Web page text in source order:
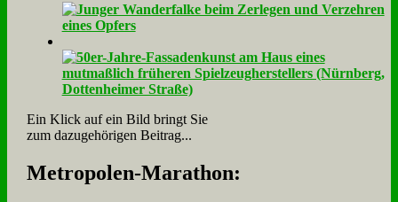
Ein Klick auf ein Bild bringt Sie
zum dazugehörigen Beitrag...
Me­tro­po­len-Ma­ra­thon: